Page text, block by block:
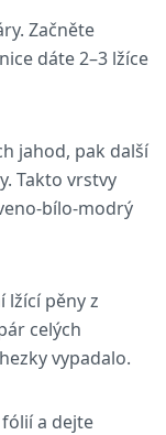
Začněte
dáte 2–3 lžíce
jahod, pak další
Takto vrstvy
bílo-modrý
lžící pěny z
celých
vypadalo.
a dejte